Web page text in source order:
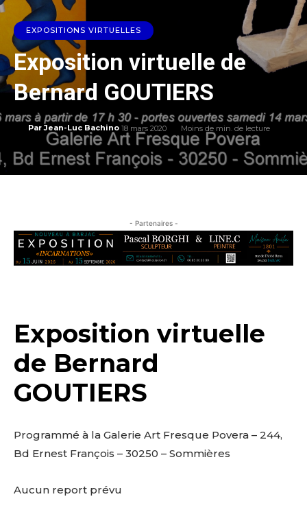
EXPOSITIONS VIRTUELLES
Exposition virtuelle de
Bernard GOUTIERS
Par Jean-Luc Bachino 18 mars 2020 Moins de min. de lecture
- Partenaires -
Exposition virtuelle
de Bernard
GOUTIERS
Programmé à la Galerie Art Fresque Povera – 244,
Bd Ernest François – 30250 – Sommières
Aucun report prévu